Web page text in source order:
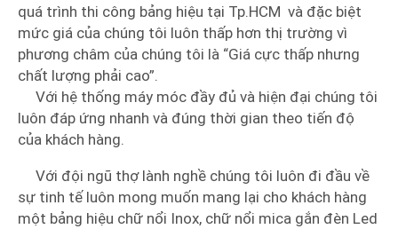
quá trình thi công bảng hiệu tại Tp.HCM và đặc biệt
mức giá của chúng tôi luôn thấp hơn thị trường vì
phương châm của chúng tôi là “Giá cực thấp nhưng
chất lượng phải cao”.
Với hệ thống máy móc đầy đủ và hiện đại chúng tôi
luôn đáp ứng nhanh và đúng thời gian theo tiến độ
của khách hàng.
Với đội ngũ thợ lành nghề chúng tôi luôn đi đầu về
sự tinh tế luôn mong muốn mang lại cho khách hàng
một bảng hiệu chữ nổi Inox, chữ nổi mica gắn đèn Led